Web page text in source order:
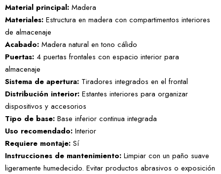
Material principal: Madera
Materiales: Estructura en madera con compartimentos interiores
de almacenaje
Acabado: Madera natural en tono cálido
Puertas: 4 puertas frontales con espacio interior para
almacenaje
Sistema de apertura: Tiradores integrados en el frontal
Distribución interior: Estantes interiores para organizar
dispositivos y accesorios
Tipo de base: Base inferior continua integrada
Uso recomendado: Interior
Requiere montaje: Sí
Instrucciones de mantenimiento: Limpiar con un paño suave
ligeramente humedecido. Evitar productos abrasivos o exposición